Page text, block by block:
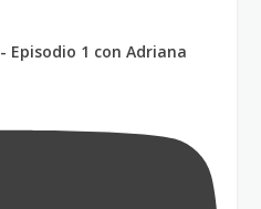
Episodio 1 con Adriana